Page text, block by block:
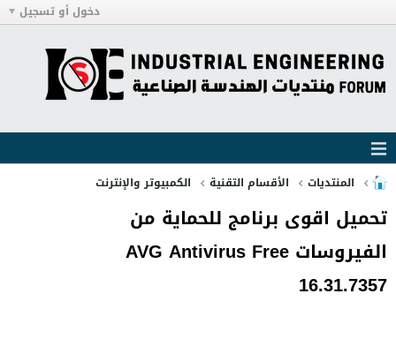
دخول أو تسجيل
المنتديات الأقسام التقنية الكمبيوتر والإنترنت
تحميل اقوى برنامج للحماية من
الفيروسات AVG Antivirus Free
16.31.7357